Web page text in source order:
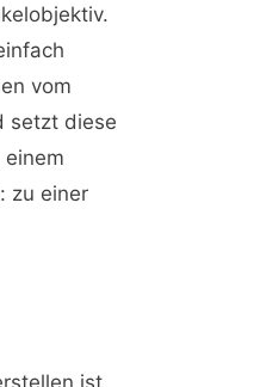
vom
setzt diese
zu einer
ist